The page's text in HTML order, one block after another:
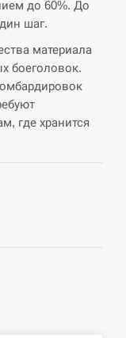
и “Новая
три
до 60%. До
шаг.
материала
боеголовок.
где хранится